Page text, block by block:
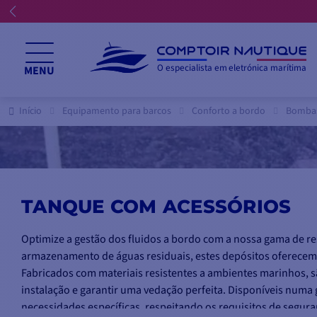
MENU O especialista em eletrónica marítima
Início Equipamento para barcos Conforto a bordo
TANQUE COM ACESSÓRIOS
Optimize a gestão dos fluidos a bordo com a nossa gama de
armazenamento de águas residuais, estes depósitos
Fabricados com materiais resistentes a ambientes
instalação e garantir uma vedação perfeita. Disponíveis
necessidades específicas, respeitando os requisitos de